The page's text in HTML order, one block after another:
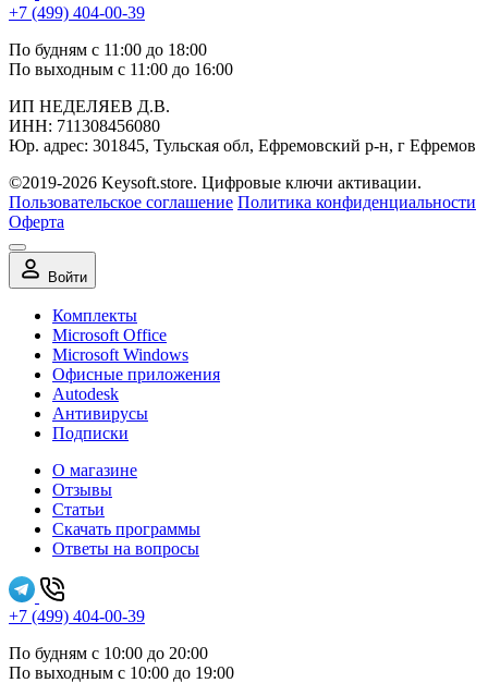
+7 (499) 404-00-39
По будням с 11:00 до 18:00
По выходным с 11:00 до 16:00
ИП НЕДЕЛЯЕВ Д.В.
ИНН: 711308‍456080
Юр. адрес: 301845, Тульская обл, Ефремовский р-н, г Ефремов
©2019-2026 Keysoft.store. Цифровые ключи активации.
Пользовательское соглашение Политика конфиденциальности
Оферта
Войти
Комплекты
Microsoft Office
Microsoft Windows
Офисные приложения
Autodesk
Антивирусы
Подписки
О магазине
Отзывы
Статьи
Скачать программы
Ответы на вопросы
+7 (499) 404-00-39
По будням с 10:00 до 20:00
По выходным с 10:00 до 19:00